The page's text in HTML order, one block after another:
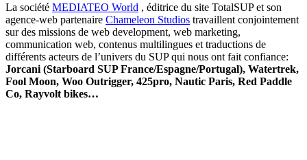
La société MEDIATEO World , éditrice du site TotalSUP et son
agence-web partenaire Chameleon Studios travaillent conjointement
sur des missions de web development, web marketing,
communication web, contenus multilingues et traductions de
différents acteurs de l’univers du SUP qui nous ont fait confiance:
Jorcani (Starboard SUP France/Espagne/Portugal), Watertrek,
Fool Moon, Woo Outrigger, 425pro, Nautic Paris, Red Paddle
Co, Rayvolt bikes…